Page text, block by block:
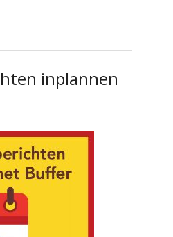
inplannen